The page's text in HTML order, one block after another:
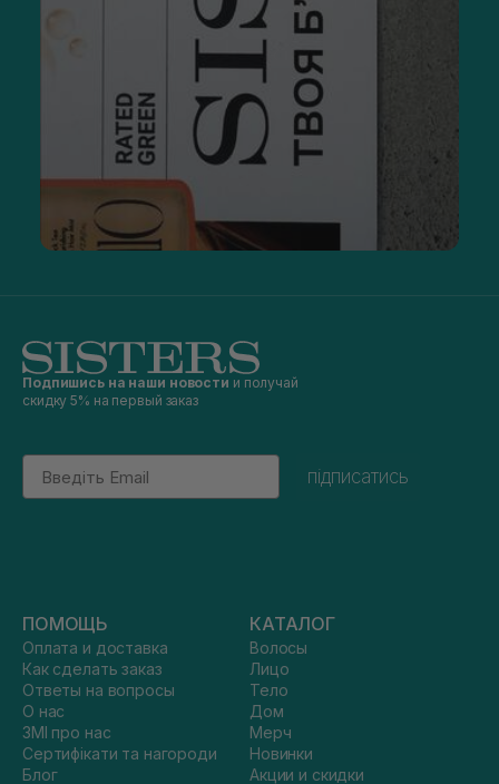
Подпишись на наши новости и получай
скидку 5% на первый заказ
Email
підписатись
ПОМОЩЬ
Оплата и доставка
Как сделать заказ
Ответы на вопросы
О нас
ЗМІ про нас
Сертифікати та нагороди
Блог
КАТАЛОГ
Волосы
Лицо
Тело
Дом
Мерч
Новинки
Акции и скидки